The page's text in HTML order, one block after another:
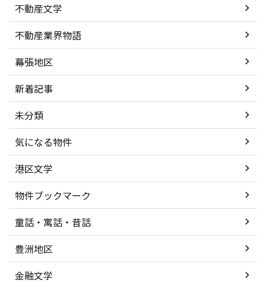
不動産文学
不動産業界物語
幕張地区
新着記事
未分類
気になる物件
港区文学
物件ブックマーク
童話・寓話・昔話
豊洲地区
金融文学